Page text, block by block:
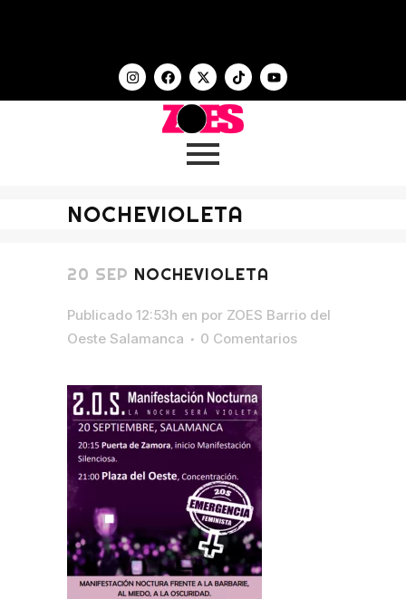
NOCHEVIOLETA
20 SEP NOCHEVIOLETA
Publicado 12:53h en por ZOES Barrio del
Oeste Salamanca
0 Comentarios